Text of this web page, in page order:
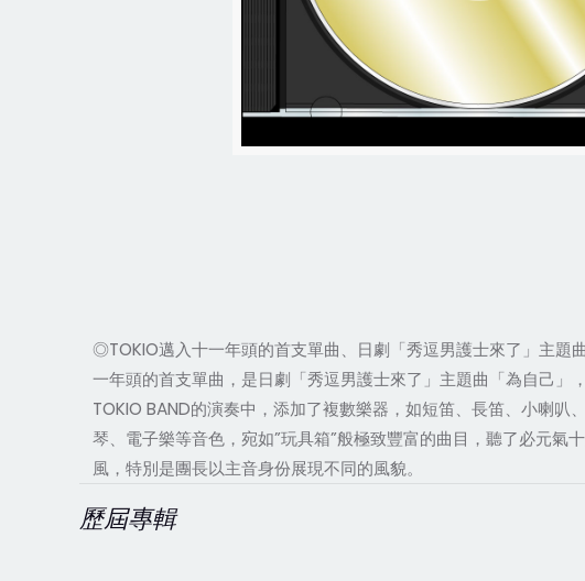
◎TOKIO邁入十一年頭的首支單曲、日劇「秀逗男護士來了」主
一年頭的首支單曲，是日劇「秀逗男護士來了」主題曲「為自己」
TOKIO BAND的演奏中，添加了複數樂器，如短笛、長笛、小喇
琴、電子樂等音色，宛如”玩具箱”般極致豐富的曲目，聽了必元
風，特別是團長以主音身份展現不同的風貌。
歷屆專輯